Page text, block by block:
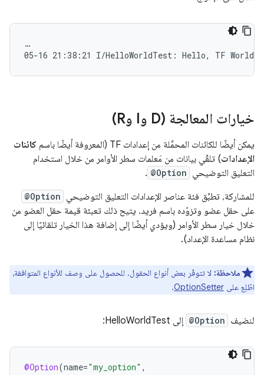
…
خيارات المعالجة (D وI وR)
يمكن أيضًا للكائنات المحمَّلة من إعدادات TF (المعروفة أيضًا باسم
كائنات
الإعدادات) تلقّي بيانات من مَعلمات سطر الأوامر من خلال استخدام
التعليق التوضيحي @Option
.
للمشاركة، تطبِّق فئة عناصر الإعدادات التعليق التوضيحي @Option
على حقل عضو وتزوّده باسم فريد. يتيح ذلك تعبئة قيمة حقل العضو من
خلال خيار سطر الأوامر (ويؤدي أيضًا إلى إضافة هذا الخيار تلقائيًا إلى
نظام مساعدة الإعداد).
ملاحظة: لا تتوفّر بعض أنواع الحقول. للحصول على وصف للأنواع المتوافقة،
اطّلِع على OptionSetter
.
لنضيف @Option إلى HelloWorldTest:
@Option(name="my_option" ,